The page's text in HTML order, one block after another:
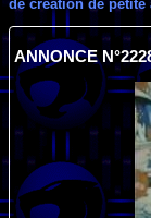
de création de petite
ANNONCE